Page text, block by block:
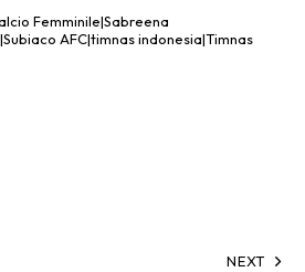
Femminile|Sabreena
AFC|timnas indonesia|Timnas
NEXT